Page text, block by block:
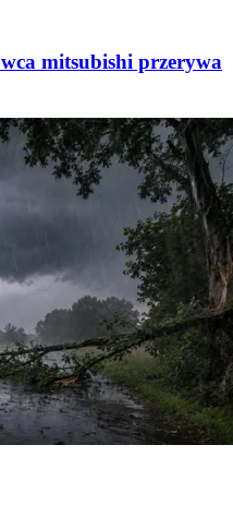
mitsubishi przerywa